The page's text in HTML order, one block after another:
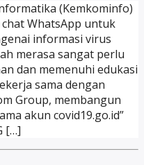
(Kemkominfo)
WhatsApp untuk
informasi virus
merasa sangat perlu
dan memenuhi edukasi
sama dengan
Group, membangun
akun covid19.go.id”
[…]